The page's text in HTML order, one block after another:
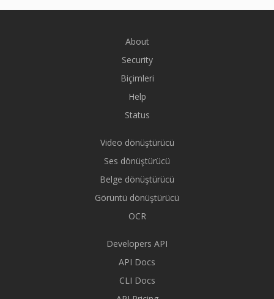
About
Security
Biçimleri
Help
Status
Video dönüştürücü
Ses dönüştürücü
Belge dönüştürücü
Görüntü dönüştürücü
OCR
Developers API
API Docs
CLI Docs